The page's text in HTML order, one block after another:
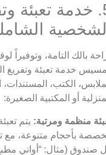
5. خدمة تعبئة
بالك التامة،
خدمة تعبئة وتفريغ
الكتب، المستندات،
أو المكتبية الصغيرة:
منظمة ومرتبة: يتم
بأحجام متنوعة، مع
صندوق (مثال: “أواني